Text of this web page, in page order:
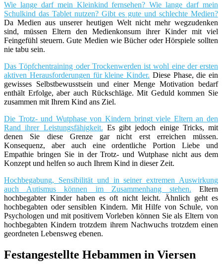
Wie lange darf mein Kleinkind fernsehen? Wie lange darf mein
Schulkind das Tablet nutzen? Gibt es gute und schlechte Medien?
Da Medien aus unserer heutigen Welt nicht mehr wegzudenken
sind, müssen Eltern den Medienkonsum ihrer Kinder mit viel
Feingefühl steuern. Gute Medien wie Bücher oder Hörspiele sollten
nie tabu sein.
Das Töpfchentraining oder Trockenwerden ist wohl eine der ersten
aktiven Herausforderungen für kleine Kinder. Diese Phase, die ein
gewisses Selbstbewusstsein und einer Menge Motivation bedarf
enthält Erfolge, aber auch Rückschläge. Mit Geduld kommen Sie
zusammen mit Ihrem Kind ans Ziel.
Die Trotz- und Wutphase von Kindern bringt viele Eltern an den
Rand ihrer Leistungsfähigkeit. Es gibt jedoch einige Tricks, mit
denen Sie diese Grenze gar nicht erst erreichen müssen.
Konsequenz, aber auch eine ordentliche Portion Liebe und
Empathie bringen Sie in der Trotz- und Wutphase nicht aus dem
Konzept und helfen so auch Ihrem Kind in dieser Zeit.
Hochbegabung, Sensibilität und in seiner extremen Auswirkung
auch Autismus können im Zusammenhang stehen. Eltern
hochbegabter Kinder haben es oft nicht leicht. Ähnlich geht es
hochbegabten oder sensiblen Kindern. Mit Hilfe von Schule, von
Psychologen und mit positivem Vorleben können Sie als Eltern von
hochbegabten Kindern trotzdem ihrem Nachwuchs trotzdem einen
geordneten Lebensweg ebenen.
Festangestellte Hebammen in Viersen